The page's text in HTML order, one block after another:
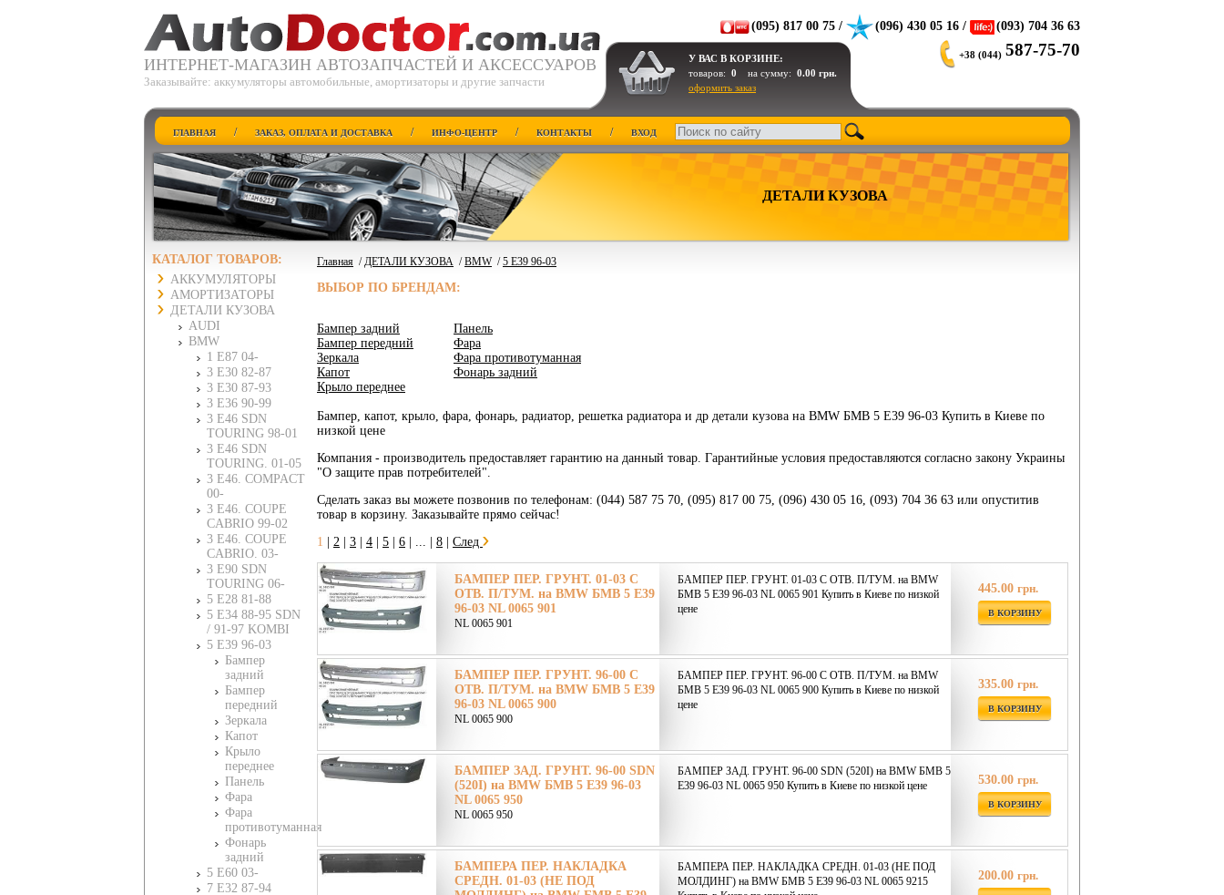
ИНТЕРНЕТ-МАГАЗИН АВТОЗАПЧАСТЕЙ И АКСЕССУАРОВ
Заказывайте: аккумуляторы автомобильные, амортизаторы и другие запчасти
(095) 817 00 75 / (096) 430 05 16 / (093) 704 36 63
У ВАС В КОРЗИНЕ:
товаров: 0 на сумму: 0.00 грн.
оформить заказ
+38 (044) 587-75-70
ГЛАВНАЯ / ЗАКАЗ, ОПЛАТА И ДОСТАВКА / ИНФО-ЦЕНТР / КОНТАКТЫ / ВХОД
ДЕТАЛИ КУЗОВА
КАТАЛОГ ТОВАРОВ:
АККУМУЛЯТОРЫ
АМОРТИЗАТОРЫ
ДЕТАЛИ КУЗОВА
AUDI
BMW
1 E87 04-
3 E30 82-87
3 E30 87-93
3 E36 90-99
3 E46 SDN
TOURING 98-01
3 E46 SDN
TOURING. 01-05
3 E46. COMPACT
00-
3 E46. COUPE
CABRIO 99-02
3 E46. COUPE
CABRIO. 03-
3 E90 SDN
TOURING 06-
5 E28 81-88
5 E34 88-95 SDN
/ 91-97 KOMBI
5 E39 96-03
Бампер
задний
Бампер
передний
Зеркала
Капот
Крыло
переднее
Панель
Фара
Фара
противотуманная
Фонарь
задний
5 E60 03-
7 E32 87-94
Главная /ДЕТАЛИ КУЗОВА /BMW/5 E39 96-03
ВЫБОР ПО БРЕНДАМ:
Бампер задний
Бампер передний
Зеркала
Капот
Крыло переднее
Панель
Фара
Фара противотуманная
Фонарь задний
Бампер, капот, крыло, фара, фонарь, радиатор, решетка радиатора и др детали кузова на BMW БМВ 5 E39 96-03 Купить в Киеве по
низкой цене
Компания - производитель предоставляет гарантию на данный товар. Гарантийные условия предоставляются согласно закону Украины
"О защите прав потребителей".
Сделать заказ вы можете позвонив по телефонам: (044) 587 75 70, (095) 817 00 75, (096) 430 05 16, (093) 704 36 63 или опуститив
товар в корзину. Заказывайте прямо сейчас!
1
2 3 4 5 6 ... | 8 След
БАМПЕР ПЕР. ГРУНТ. 01-03 С
ОТВ. П/ТУМ. на BMW БМВ 5 E39
96-03 NL 0065 901
NL 0065 901
БАМПЕР ПЕР. ГРУНТ. 01-03 С ОТВ. П/ТУМ. на BMW
БМВ 5 E39 96-03 NL 0065 901 Купить в Киеве по низкой
цене
445.00 грн.
В КОРЗИНУ
БАМПЕР ПЕР. ГРУНТ. 96-00 С
ОТВ. П/ТУМ. на BMW БМВ 5 E39
96-03 NL 0065 900
NL 0065 900
БАМПЕР ПЕР. ГРУНТ. 96-00 С ОТВ. П/ТУМ. на BMW
БМВ 5 E39 96-03 NL 0065 900 Купить в Киеве по низкой
цене
335.00 грн.
В КОРЗИНУ
БАМПЕР ЗАД. ГРУНТ. 96-00 SDN
(520I) на BMW БМВ 5 E39 96-03
NL 0065 950
NL 0065 950
БАМПЕР ЗАД. ГРУНТ. 96-00 SDN (520I) на BMW БМВ 5
E39 96-03 NL 0065 950 Купить в Киеве по низкой цене
530.00 грн.
В КОРЗИНУ
БАМПЕРА ПЕР. НАКЛАДКА
СРЕДН. 01-03 (НЕ ПОД
БАМПЕРА ПЕР. НАКЛАДКА СРЕДН. 01-03 (НЕ ПОД
МОЛДИНГ) на BMW БМВ 5 E39 96-03 NL 0065 9215
200.00 грн.